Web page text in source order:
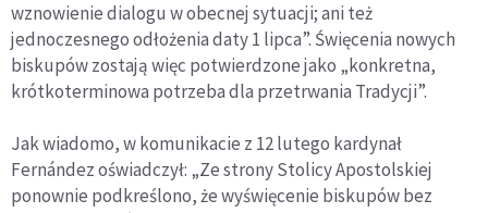
wznowienie dialogu w obecnej sytuacji; ani też
jednoczesnego odłożenia daty 1 lipca”. Święcenia nowych
biskupów zostają więc potwierdzone jako „konkretna,
krótkoterminowa potrzeba dla przetrwania Tradycji”.
Jak wiadomo, w komunikacie z 12 lutego kardynał
Fernández oświadczył: „Ze strony Stolicy Apostolskiej
ponownie podkreślono, że wyświęcenie biskupów bez